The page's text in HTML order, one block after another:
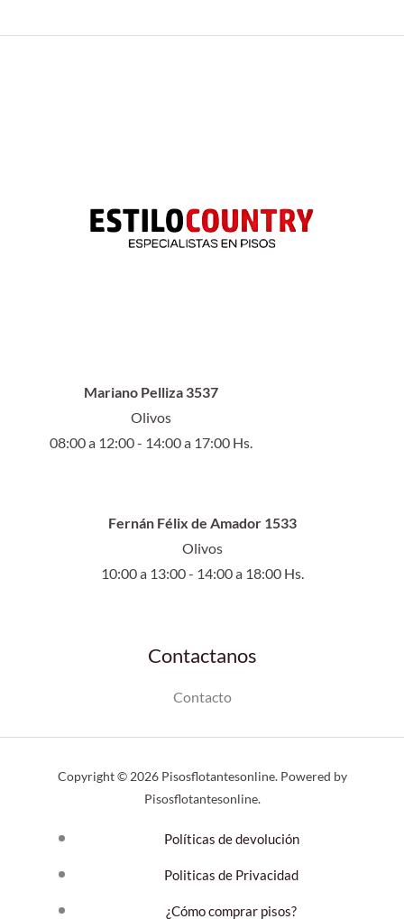
Mariano Pelliza 3537
Olivos
08:00 a 12:00 - 14:00 a 17:00 Hs.
Fernán Félix de Amador 1533
Olivos
10:00 a 13:00 - 14:00 a 18:00 Hs.
Contactanos
Contacto
Copyright © 2026 Pisosflotantesonline. Powered by
Pisosflotantesonline.
Políticas de devolución
Politicas de Privacidad
¿Cómo comprar pisos?